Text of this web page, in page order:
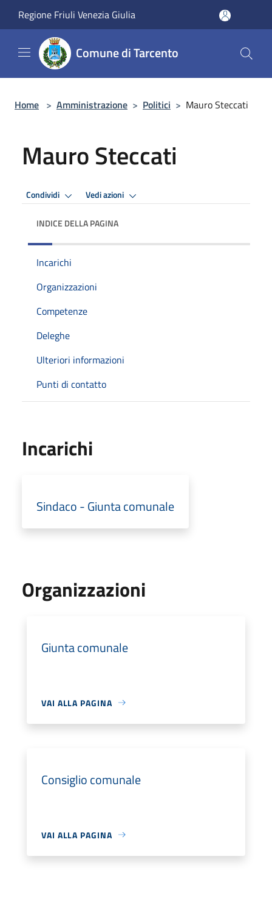
Regione Friuli Venezia Giulia
Comune di Tarcento
Home > Amministrazione > Politici > Mauro Steccati
Mauro Steccati
Condividi Vedi azioni
INDICE DELLA PAGINA
Incarichi
Organizzazioni
Competenze
Deleghe
Ulteriori informazioni
Punti di contatto
Incarichi
Sindaco - Giunta comunale
Organizzazioni
Giunta comunale
VAI ALLA PAGINA
Consiglio comunale
VAI ALLA PAGINA